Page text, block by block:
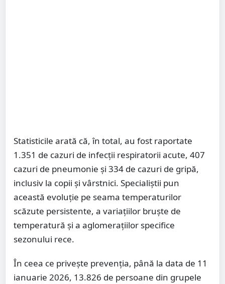
Statisticile arată că, în total, au fost raportate
1.351 de cazuri de infecții respiratorii acute, 407
cazuri de pneumonie și 334 de cazuri de gripă,
inclusiv la copii și vârstnici. Specialiștii pun
această evoluție pe seama temperaturilor
scăzute persistente, a variațiilor bruște de
temperatură și a aglomerațiilor specifice
sezonului rece.
În ceea ce privește prevenția, până la data de 11
ianuarie 2026, 13.826 de persoane din grupele